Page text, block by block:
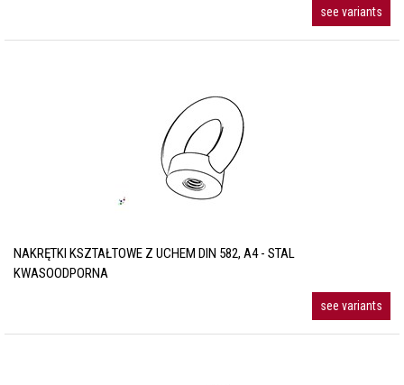
see variants
NAKRĘTKI KSZTAŁTOWE Z UCHEM DIN 582, A4 - STAL
KWASOODPORNA
see variants